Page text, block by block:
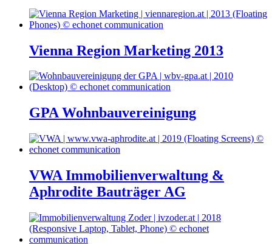
Vienna Region Marketing 2013
GPA Wohnbauvereinigung
VWA Immobilienverwaltung &
Aphrodite Bauträger AG